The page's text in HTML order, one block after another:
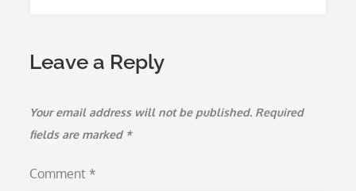
Leave a Reply
Your email address will not be published. Required
fields are marked *
Comment *